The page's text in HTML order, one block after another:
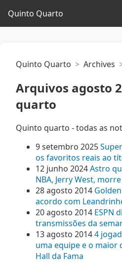
Quinto Quarto
Quinto Quarto Archives
Arquivos agosto
quarto
Quinto quarto - todas as
9 setembro 2025
os favoritos reais ao
12 junho 2024Astro
NBA, Jerry West,
28 agosto 2014
acordo com
20 agosto 2014 ESPN
transmissões da
13 agosto 20144
uma equipe e o maior
Hall da Fama